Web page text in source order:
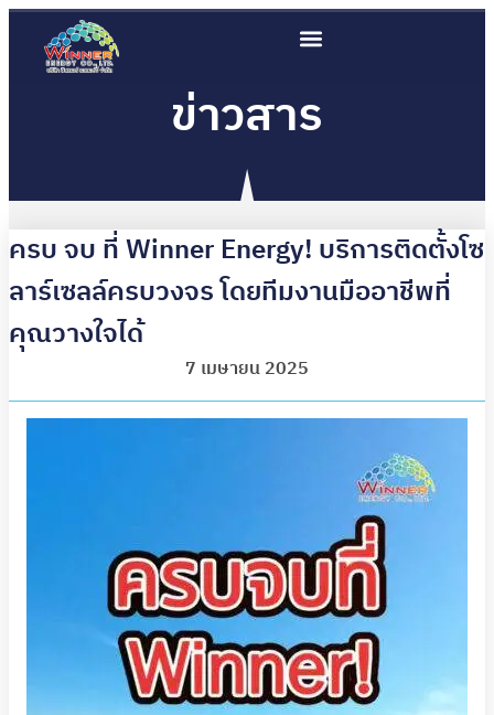
ข่าวสาร
ครบ จบ ที่ Winner Energy! บริการติดตั้งโซ
ลาร์เซลล์ครบวงจร โดยทีมงานมืออาชีพที่
คุณวางใจได้
7 เมษายน 2025